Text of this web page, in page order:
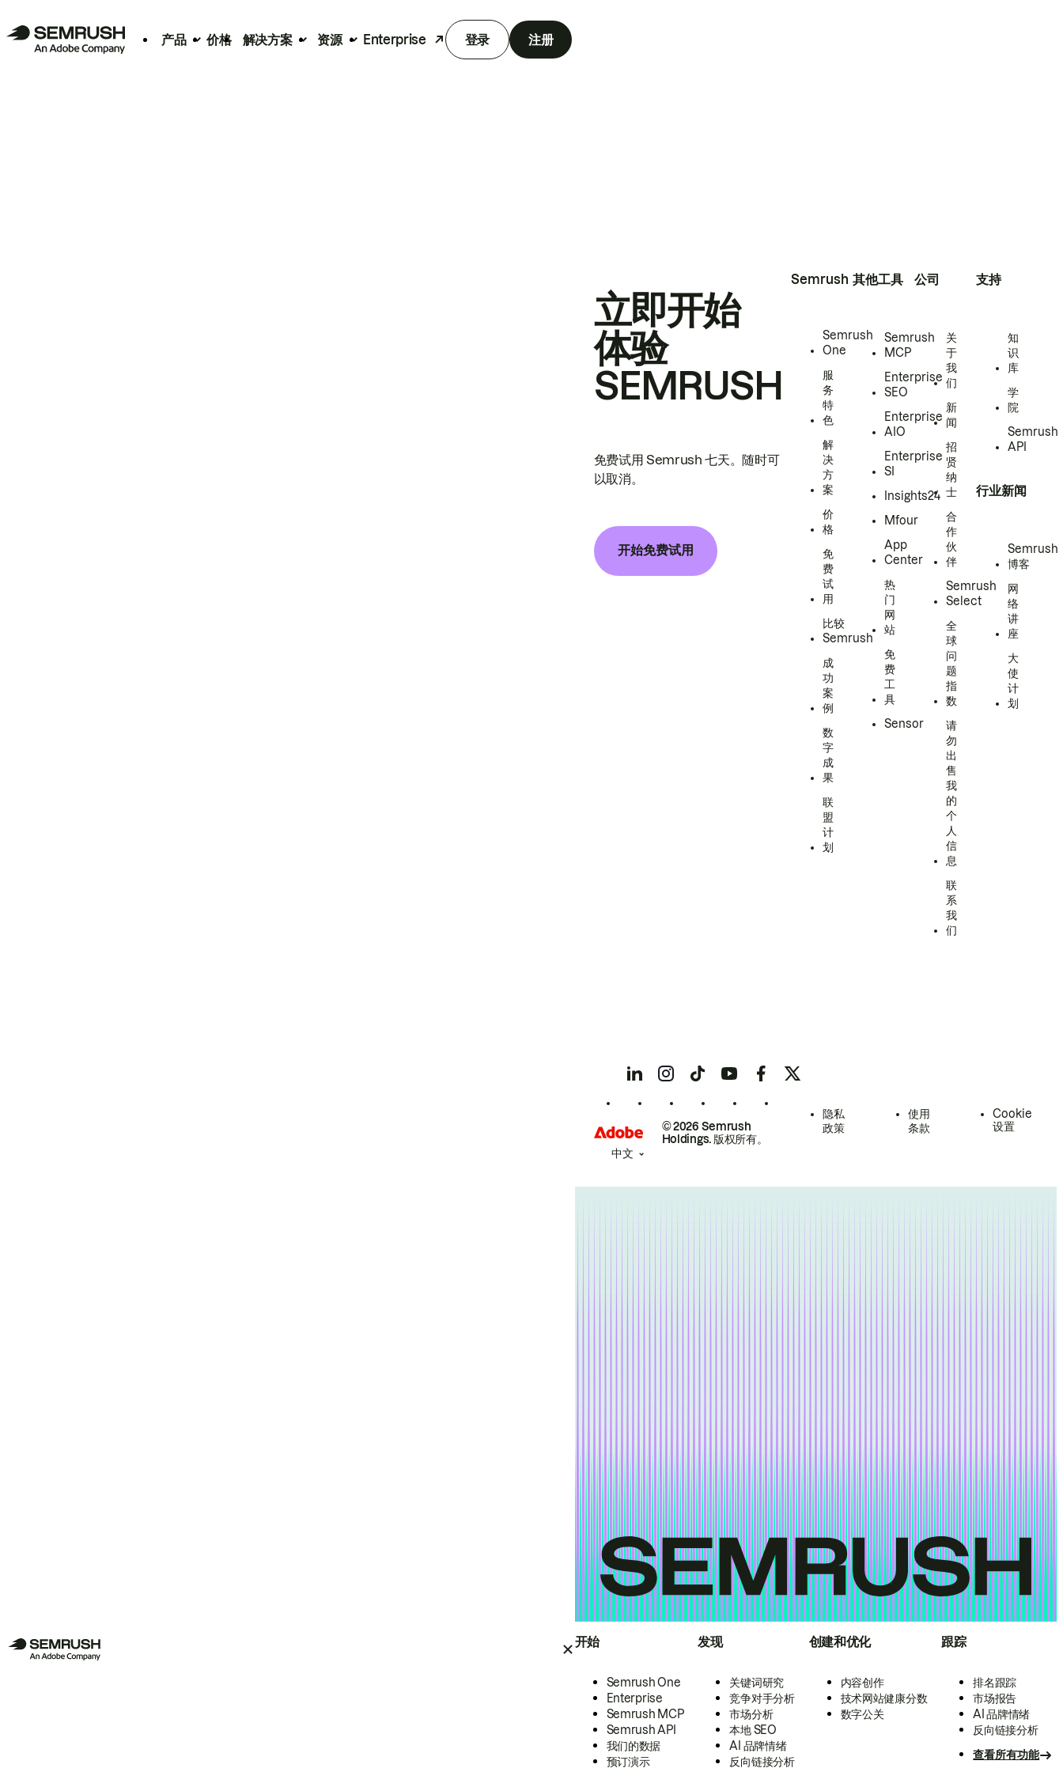
产品 价格 解决方案 资源 Enterprise 登录 注册
开始
Semrush One
Enterprise
Semrush MCP
Semrush API
我们的数据
预订演示
发现
关键词研究
竞争对手分析
市场分析
本地 SEO
AI 品牌情绪
反向链接分析
创建和优化
内容创作
技术网站健康分数
数字公关
跟踪
排名跟踪
市场报告
AI 品牌情绪
反向链接分析
查看所有功能
立即开始
体验
SEMRUSH
免费试用 Semrush 七天。随时可
以取消。
开始免费试用
Semrush
Semrush
One
服
务
特
色
解
决
方
案
价
格
免
费
试
用
比较
Semrush
成
功
案
例
数
字
成
果
联
盟
计
划
其他工具
Semrush
MCP
Enterprise
SEO
Enterprise
AIO
Enterprise
SI
Insights24
Mfour
App
Center
热
门
网
站
免
费
工
具
Sensor
公司
关
于
我
们
新
闻
招
贤
纳
士
合
作
伙
伴
Semrush
Select
全
球
问
题
指
数
请
勿
出
售
我
的
个
人
信
息
联
系
我
们
支持
知
识
库
学
院
Semrush
API
行业新闻
Semrush
博客
网
络
讲
座
大
使
计
划
© 2026 Semrush
Holdings. 版权所有。
隐私
政策
使用
条款
Cookie
设置
中文